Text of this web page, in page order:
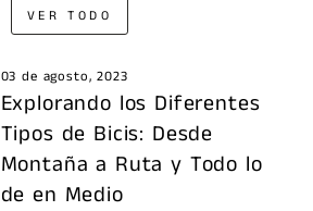
VER TODO
03 de agosto, 2023
Explorando los Diferentes
Tipos de Bicis: Desde
Montaña a Ruta y Todo lo
de en Medio